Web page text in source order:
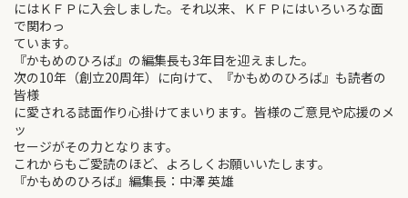
にはＫＦＰに入会しました。それ以来、ＫＦＰにはいろいろな面
で関わっ
ています。
『かもめのひろば』の編集長も3年目を迎えました。
次の10年（創立20周年）に向けて、『かもめのひろば』も読者の
皆様
に愛される誌面作り心掛けてまいります。皆様のご意見や応援のメ
ッ
セージがその力となります。
これからもご愛読のほど、よろしくお願いいたします。
『かもめのひろば』編集長：中澤 英雄